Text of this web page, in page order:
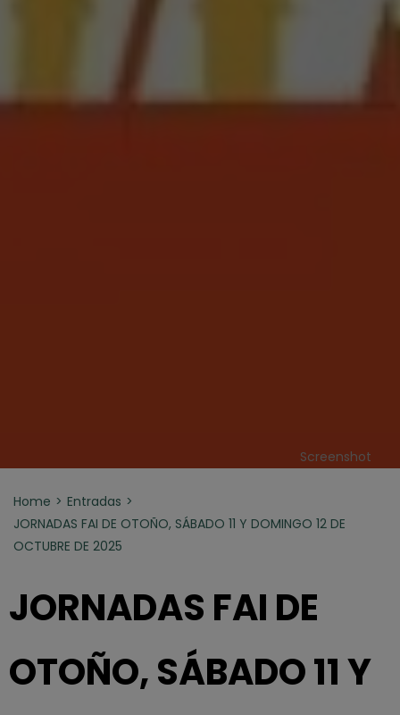
Screenshot
Home
Entradas
JORNADAS FAI DE OTOÑO, SÁBADO 11 Y DOMINGO 12 DE
OCTUBRE DE 2025
JORNADAS FAI DE
OTOÑO, SÁBADO 11 Y